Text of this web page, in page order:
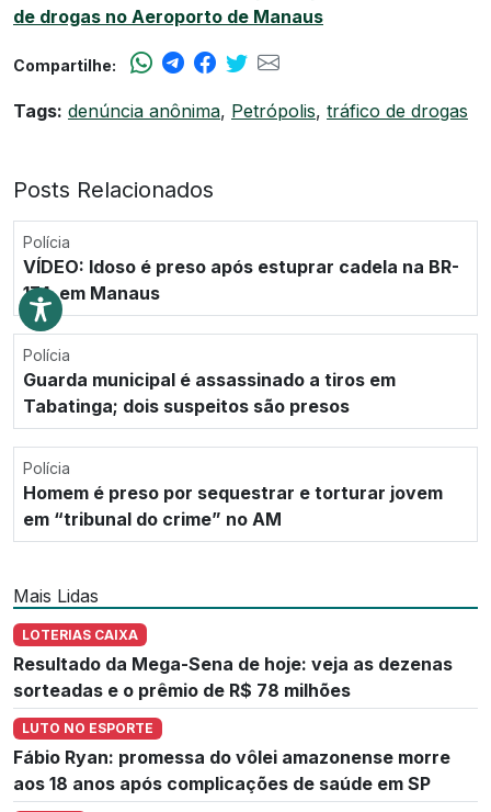
de drogas no Aeroporto de Manaus
Compartilhe:
Tags: denúncia anônima, Petrópolis, tráfico de drogas
Posts Relacionados
Polícia
VÍDEO: Idoso é preso após estuprar cadela na BR-
174, em Manaus
Polícia
Guarda municipal é assassinado a tiros em
Tabatinga; dois suspeitos são presos
Polícia
Homem é preso por sequestrar e torturar jovem
em “tribunal do crime” no AM
Mais Lidas
LOTERIAS CAIXA
Resultado da Mega-Sena de hoje: veja as dezenas
sorteadas e o prêmio de R$ 78 milhões
LUTO NO ESPORTE
Fábio Ryan: promessa do vôlei amazonense morre
aos 18 anos após complicações de saúde em SP